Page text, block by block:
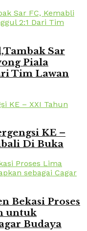
Sar
Piala
Tim Lawan
KE –
Di Buka
Bekasi Proses
untuk
Budaya